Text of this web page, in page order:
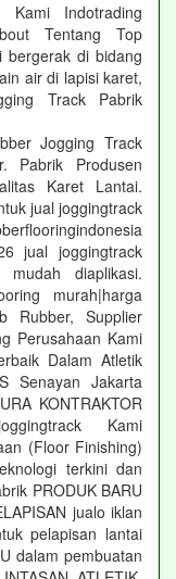
Indotrading
Tentang Top
bergerak di bidang
air di lapisi karet,
Track Pabrik
Jogging Track
Pabrik Produsen
Karet Lantai.
jual joggingtrack
jual joggingtrack
diaplikasi.
murah|harga
Rubber, Supplier
Perusahaan Kami
Dalam Atletik
Senayan Jakarta
KONTRAKTOR
Kami
(Floor Finishing)
terkini dan
PRODUK BARU
jualo iklan
pelapisan lantai
dalam pembuatan